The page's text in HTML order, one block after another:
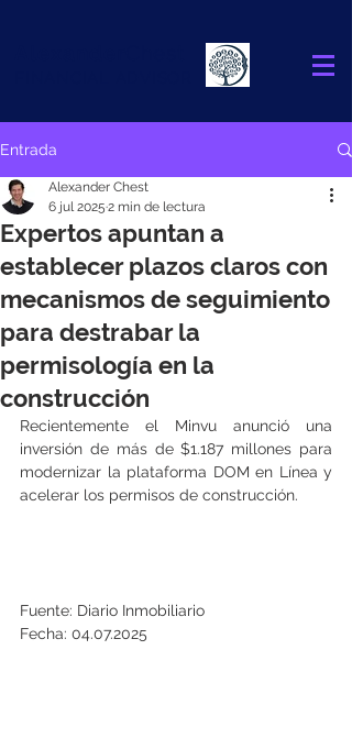
Entrada
Expertos apuntan a
establecer plazos claros con
mecanismos de seguimiento
para destrabar la
permisología en la
construcción
Alexander Chest
6 jul 2025 2 min de lectura
Recientemente el Minvu anunció una
inversión de más de $1.187 millones para
modernizar la plataforma DOM en Línea y
acelerar los permisos de construcción.
Fuente: Diario Inmobiliario
Fecha: 04.07.2025